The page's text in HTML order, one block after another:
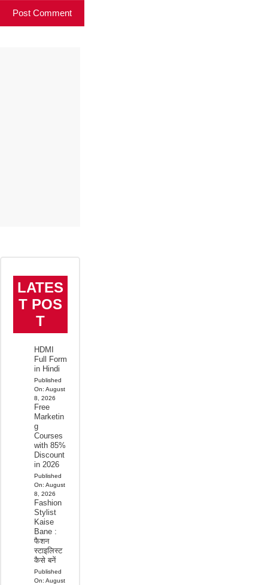
LATES
T POS
T
HDMI
Full Form
in Hindi
Published
On: August
8, 2026
Free
Marketin
g
Courses
with 85%
Discount
in 2026
Published
On: August
8, 2026
Fashion
Stylist
Kaise
Bane :
फैशन
स्टाइलिस्ट
कैसे बनें
Published
On: August